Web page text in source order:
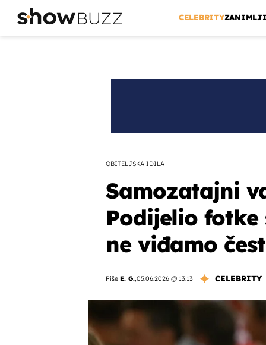
CELEBRITY
OBITELJSKA IDILA
Samozatajni
Podijelio
ne viđamo
Piše E. G.,05.06.2026 @ 13:13 CELEBRITY